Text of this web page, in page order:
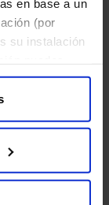
en base a un
(por
su instalación
de
de
2030